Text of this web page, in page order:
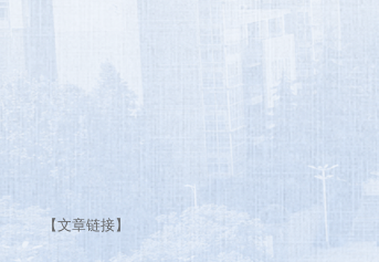
【文章链接】